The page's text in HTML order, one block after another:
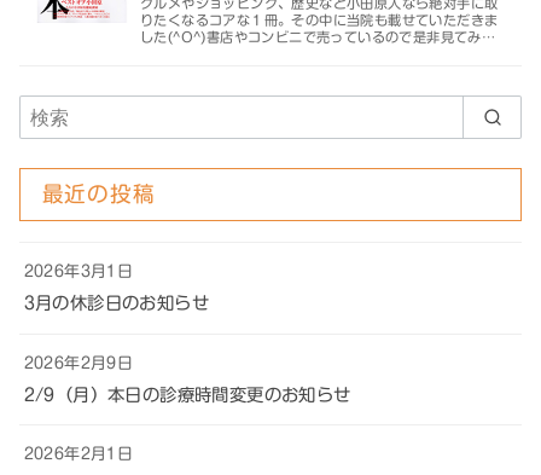
グルメやショッピング、歴史など小田原人なら絶対手に取
りたくなるコアな１冊。その中に当院も載せていただきま
した(^O^)書店やコンビニで売っているので是非見てみ…
最近の投稿
3月の休診日のお知らせ
2026年3月1日
2/9（月）本日の診療時間変更のお知らせ
2026年2月9日
2026年2月1日